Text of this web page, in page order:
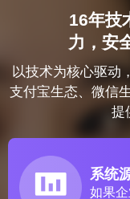
16年技
力，安
以技术为核心驱动
支付宝生态、微信
提
系统
如果